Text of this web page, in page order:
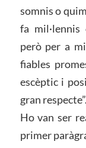
somnis o
fa mil·lennis
però per a
fiables
escèptic i
gran
Ho van ser
primer